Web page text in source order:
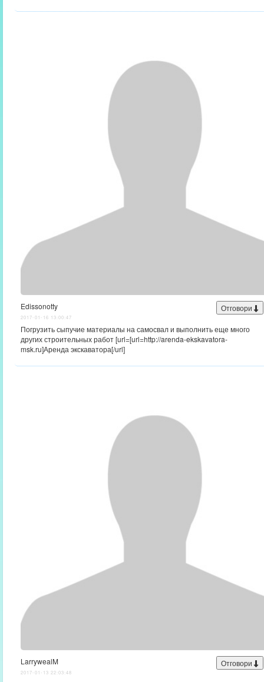
Edissonotty
2017-01-16 13:00:47
Погрузить сыпучие материалы на самосвал и выполнить еще много
других строительных работ [url=[url=http://arenda-ekskavatora-
msk.ru]Аренда экскаватора[/url]
Отговори
LarrywealM
2017-01-13 22:03:48
Отговори